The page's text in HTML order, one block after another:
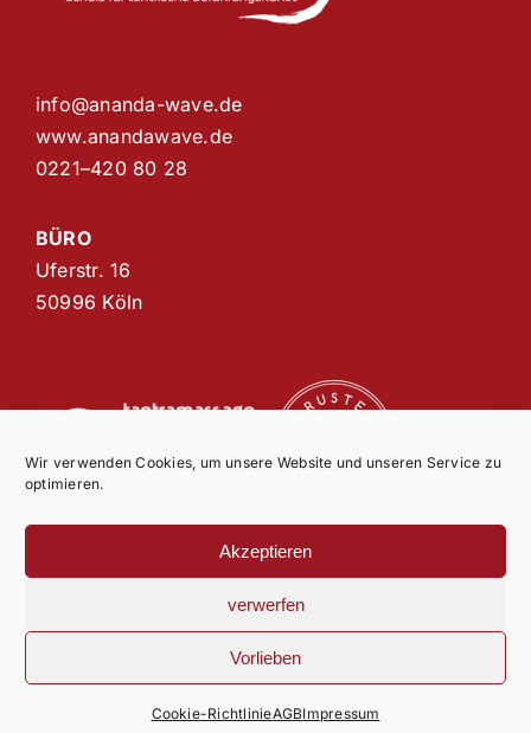
Wir verwenden Cookies, um unsere Website und unseren Service zu
optimieren.
Akzeptieren
verwerfen
Vorlieben
Cookie-RichtlinieAGBImpressum
info@ananda-wave.de
www.anandawave.de
0221–420 80 28
BÜRO
Uferstr. 16
50996 Köln
© Copyright 2021 AnandaWave |Impressum